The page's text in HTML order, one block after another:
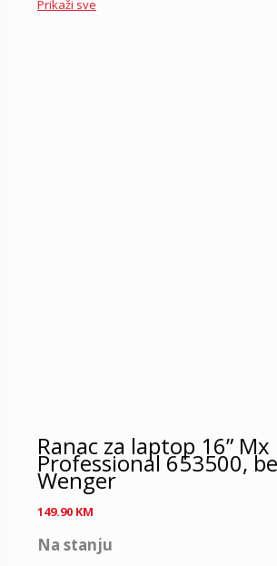
Prikaži sve
Ranac za laptop 16” Mx
Professional 653500,
Wenger
149.90 KM
Na stanju